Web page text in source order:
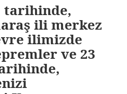
tarihinde,
ili merkez
ilimizde
ve 23